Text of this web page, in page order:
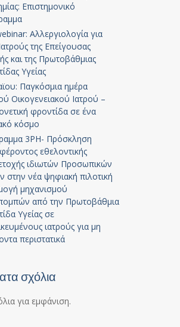
Επιστημονικό
Αλλεργιολογία για
της Επείγουσας
και της Πρωτοβάθμιας
Υγείας
Παγκόσμια ημέρα
Οικογενειακού Ιατρού –
φροντίδα σε ένα
κόσμο
3PH- Πρόσκληση
εθελοντικής
ιδιωτών Προσωπικών
στην νέα ψηφιακή πιλοτική
μηχανισμού
από την Πρωτοβάθμια
Υγείας σε
ιατρούς για μη
περιστατικά
σχόλια
για εμφάνιση.